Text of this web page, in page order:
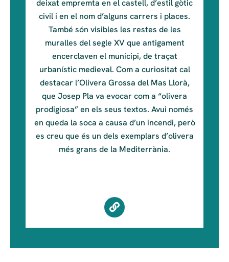
deixat empremta en el castell, d’estil gòtic
civil i en el nom d’alguns carrers i places.
També són visibles les restes de les
muralles del segle XV que antigament
encerclaven el municipi, de traçat
urbanístic medieval. Com a curiositat cal
destacar l’Olivera Grossa del Mas Llorà,
que Josep Pla va evocar com a “olivera
prodigiosa” en els seus textos. Avui només
en queda la soca a causa d’un incendi, però
es creu que és un dels exemplars d’olivera
més grans de la Mediterrània.